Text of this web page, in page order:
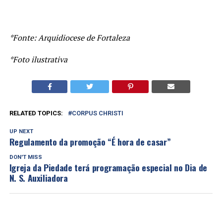
*Fonte: Arquidiocese de Fortaleza
*Foto ilustrativa
RELATED TOPICS: CORPUS CHRISTI
UP NEXT
Regulamento da promoção “É hora de casar”
DON'T MISS
Igreja da Piedade terá programação especial no Dia de
N. S. Auxiliadora